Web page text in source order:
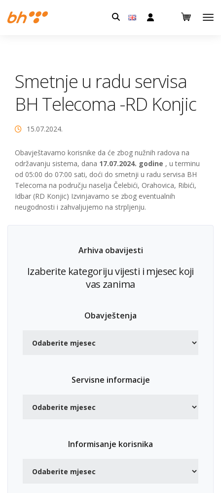
Pretraga:
Smetnje u radu servisa
BH Telecoma -RD Konjic
15.07.2024.
Obavještavamo korisnike da će zbog nužnih radova na
održavanju sistema, dana 17.07.2024. godine , u terminu
od 05:00 do 07:00 sati, doći do smetnji u radu servisa BH
Telecoma na području naselja Čelebići, Orahovica, Ribići,
Idbar (RD Konjic) Izvinjavamo se zbog eventualnih
neugodnosti i zahvaljujemo na strpljenju.
Arhiva obavijesti
Izaberite kategoriju vijesti i mjesec koji
vas zanima
Obavještenja
Servisne informacije
Informisanje korisnika